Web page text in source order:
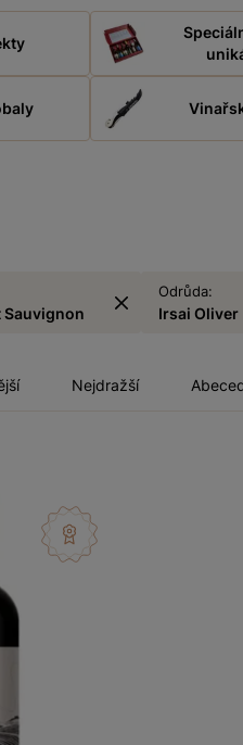
Sauvignon
Odrůda:
Irsai Oliver
Nejdražší